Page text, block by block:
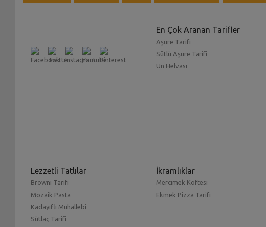
En Çok Aranan Tarifler
Aşure Tarifi
Sütlü Aşure Tarifi
Un Helvası
Lezzetli Tatlılar
Browni Tarifi
Mozaik Pasta
Kadayıflı Muhallebi
Sütlaç Tarifi
İkramlıklar
Mercimek Köftesi
Ekmek Pizza Tarifi